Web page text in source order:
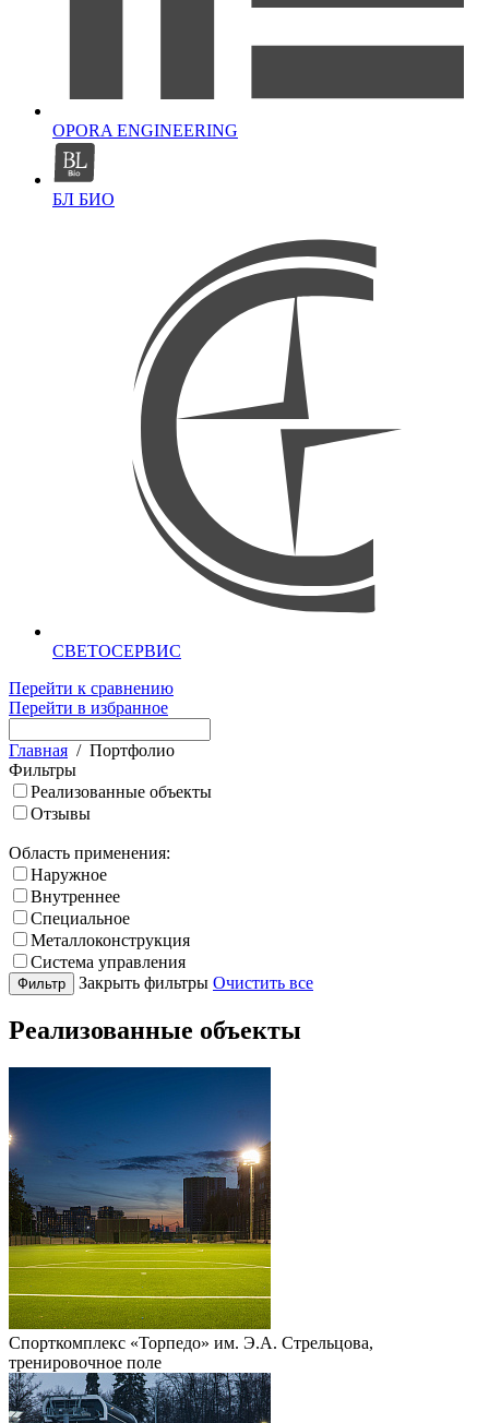
OPORA ENGINEERING
БЛ БИО
СВЕТОСЕРВИС
Перейти к сравнению
Перейти в избранное
Главная / Портфолио
Фильтры
Реализованные объекты
Отзывы
Область применения:
Наружное
Внутреннее
Специальное
Металлоконструкция
Система управления
Закрыть фильтры Очистить все
Реализованные объекты
Спорткомплекс «Торпедо» им. Э.А. Стрельцова,
тренировочное поле